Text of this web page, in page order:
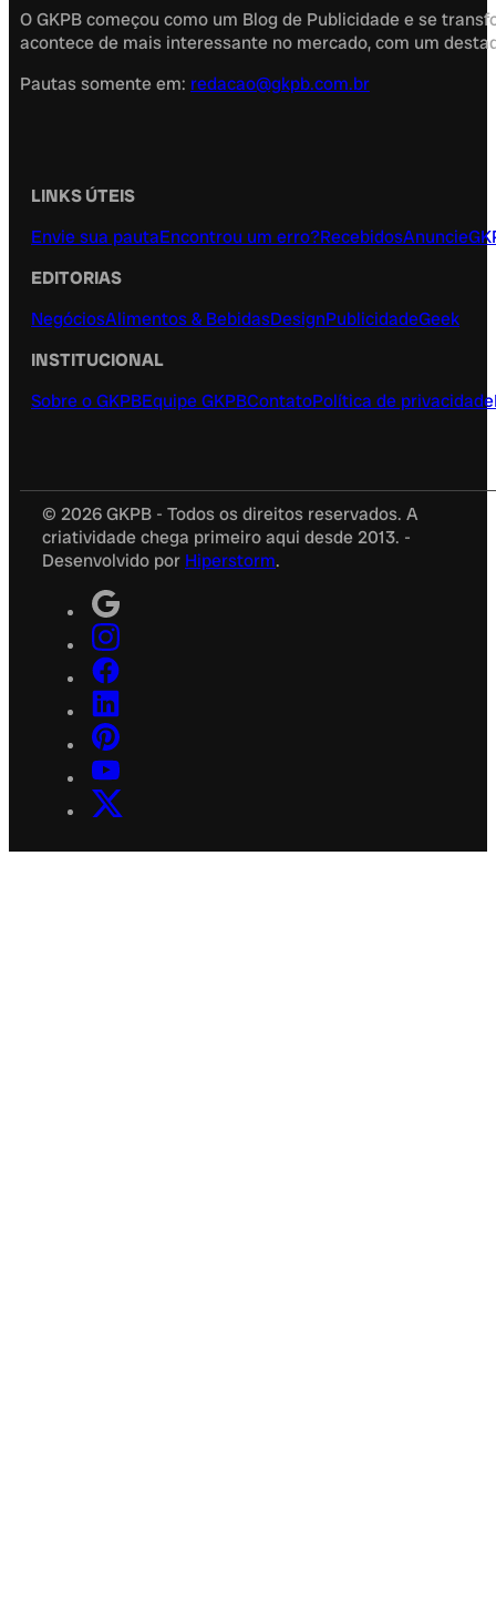
O GKPB começou como um Blog de Publicidade e se
acontece de mais interessante no mercado, com um
Pautas somente em: redacao@gkpb.com.br
LINKS ÚTEIS
Envie sua pautaEncontrou um erro?RecebidosAnuncie
EDITORIAS
NegóciosAlimentos & BebidasDesignPublicidadeGeek
INSTITUCIONAL
Sobre o GKPBEquipe GKPBContatoPolítica de privacidade
© 2026 GKPB - Todos os direitos reservados. A
criatividade chega primeiro aqui desde 2013. -
Desenvolvido por Hiperstorm.